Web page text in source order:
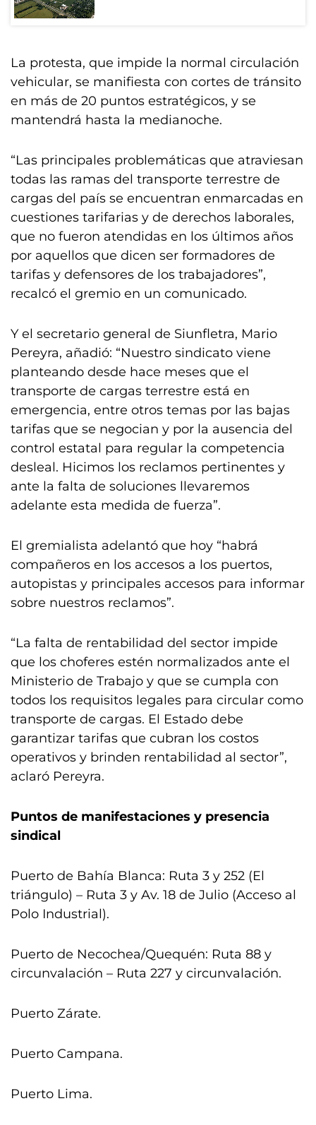
La protesta, que impide la normal circulación
vehicular, se manifiesta con cortes de tránsito
en más de 20 puntos estratégicos, y se
mantendrá hasta la medianoche.
“Las principales problemáticas que atraviesan
todas las ramas del transporte terrestre de
cargas del país se encuentran enmarcadas en
cuestiones tarifarias y de derechos laborales,
que no fueron atendidas en los últimos años
por aquellos que dicen ser formadores de
tarifas y defensores de los trabajadores”,
recalcó el gremio en un comunicado.
Y el secretario general de Siunfletra, Mario
Pereyra, añadió: “Nuestro sindicato viene
planteando desde hace meses que el
transporte de cargas terrestre está en
emergencia, entre otros temas por las bajas
tarifas que se negocian y por la ausencia del
control estatal para regular la competencia
desleal. Hicimos los reclamos pertinentes y
ante la falta de soluciones llevaremos
adelante esta medida de fuerza”.
El gremialista adelantó que hoy “habrá
compañeros en los accesos a los puertos,
autopistas y principales accesos para informar
sobre nuestros reclamos”.
“La falta de rentabilidad del sector impide
que los choferes estén normalizados ante el
Ministerio de Trabajo y que se cumpla con
todos los requisitos legales para circular como
transporte de cargas. El Estado debe
garantizar tarifas que cubran los costos
operativos y brinden rentabilidad al sector”,
aclaró Pereyra.
Puntos de manifestaciones y presencia
sindical
Puerto de Bahía Blanca: Ruta 3 y 252 (El
triángulo) – Ruta 3 y Av. 18 de Julio (Acceso al
Polo Industrial).
Puerto de Necochea/Quequén: Ruta 88 y
circunvalación – Ruta 227 y circunvalación.
Puerto Zárate.
Puerto Campana.
Puerto Lima.